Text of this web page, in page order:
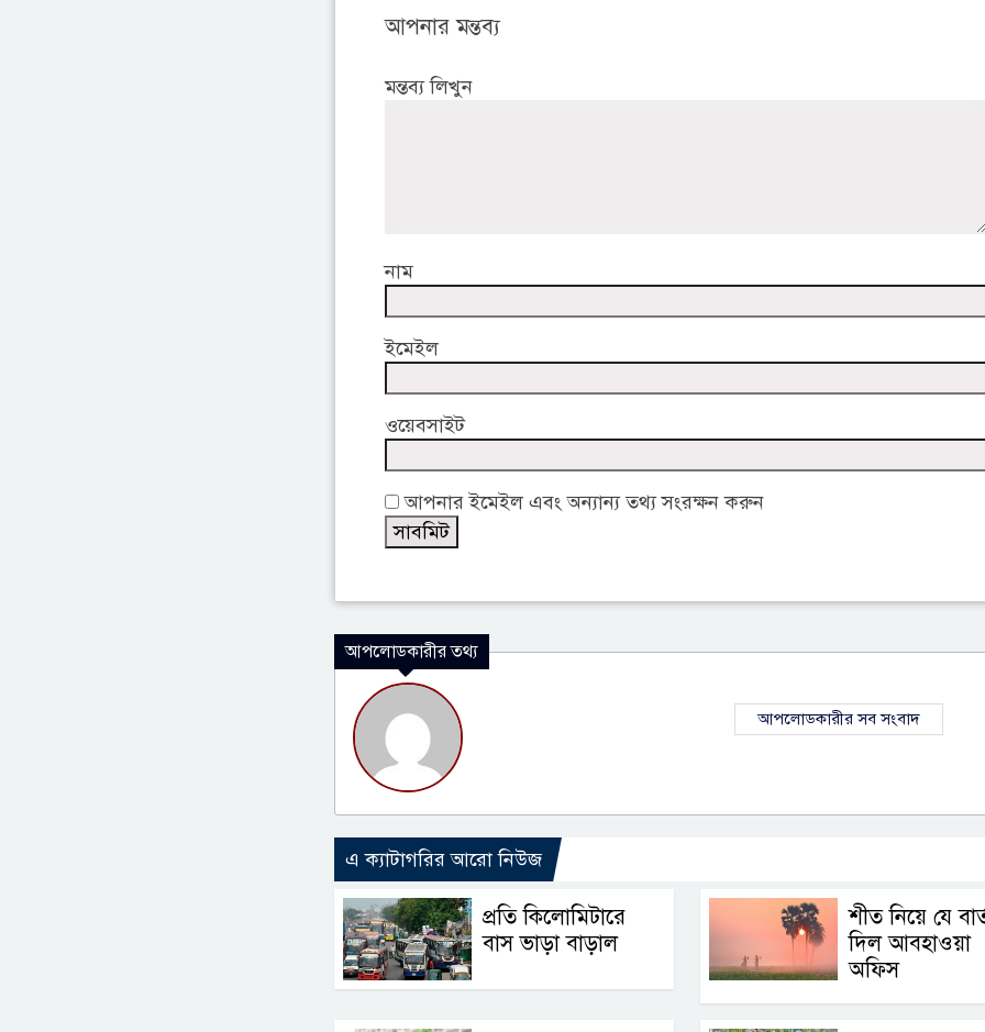
আপনার মন্তব্য
মন্তব্য লিখুন
নাম
ইমেইল
ওয়েবসাইট
আপনার ইমেইল এবং অন্যান্য তথ্য সংরক্ষন করুন
আপলোডকারীর তথ্য
আপলোডকারীর সব সংবাদ
এ ক্যাটাগরির আরো নিউজ
প্রতি কিলোমিটারে
বাস ভাড়া বাড়াল
শীত নিয়ে যে
দিল আবহাওয়া
অফিস